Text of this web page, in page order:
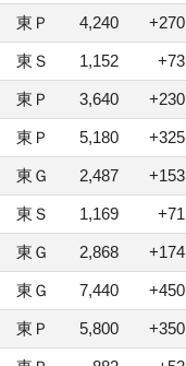
東Ｐ 4,240 +270
東Ｓ 1,152 +73
東Ｐ 3,640 +230
東Ｐ 5,180 +325
東Ｇ 2,487 +153
東Ｓ 1,169 +71
東Ｇ 2,868 +174
東Ｇ 7,440 +450
東Ｐ 5,800 +350